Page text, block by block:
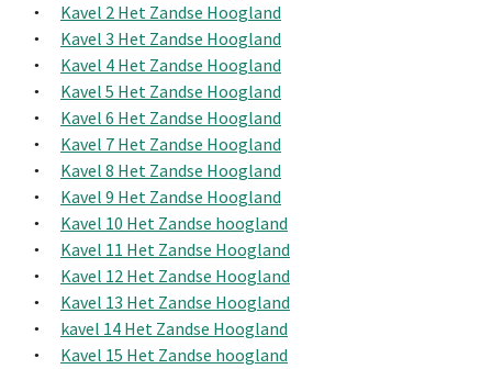
Kavel 2 Het Zandse Hoogland
Kavel 3 Het Zandse Hoogland
Kavel 4 Het Zandse Hoogland
Kavel 5 Het Zandse Hoogland
Kavel 6 Het Zandse Hoogland
Kavel 7 Het Zandse Hoogland
Kavel 8 Het Zandse Hoogland
Kavel 9 Het Zandse Hoogland
Kavel 10 Het Zandse hoogland
Kavel 11 Het Zandse Hoogland
Kavel 12 Het Zandse Hoogland
Kavel 13 Het Zandse Hoogland
kavel 14 Het Zandse Hoogland
Kavel 15 Het Zandse hoogland